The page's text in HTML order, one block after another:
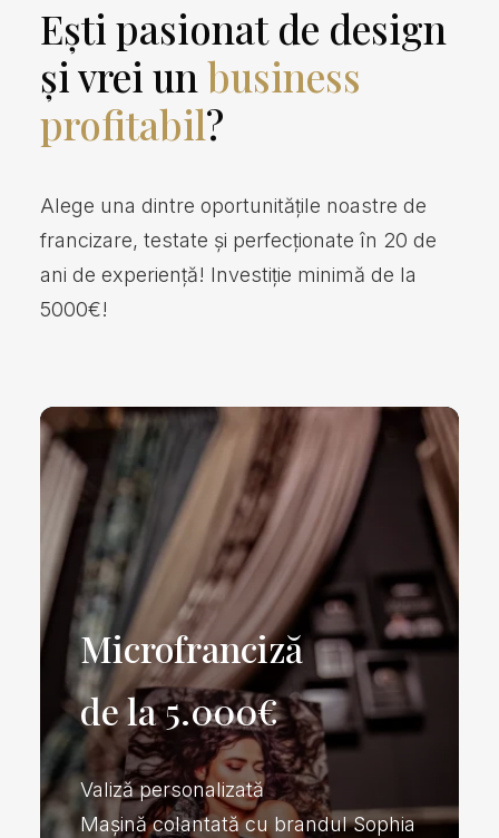
Ești pasionat de design
și vrei un business
profitabil?
Alege una dintre oportunitățile noastre de
francizare, testate și perfecționate în 20 de
ani de experiență! Investiție minimă de la
5000€!
Microfranciză
de la 5.000€
Valiză personalizată
Mașină colantată cu brandul Sophia